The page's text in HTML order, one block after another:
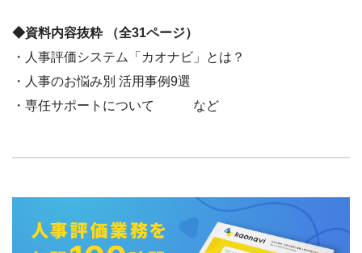
◆資料内容抜粋 （全31ページ）
・人事評価システム「カオナビ」とは？
・人事のお悩み別 活用事例9選
・専任サポートについて など